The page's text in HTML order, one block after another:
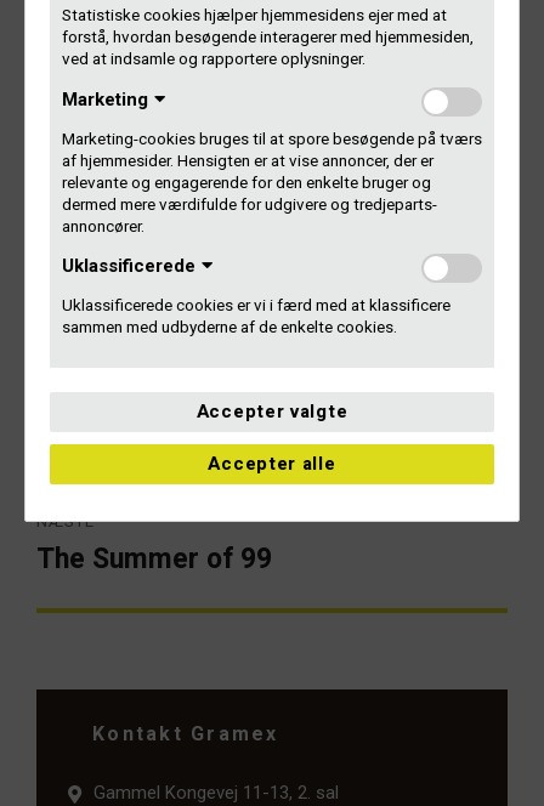
Statistiske cookies hjælper hjemmesidens ejer med at
forstå, hvordan besøgende interagerer med hjemmesiden,
ved at indsamle og rapportere oplysninger.
Marketing
Marketing-cookies bruges til at spore besøgende på tværs
af hjemmesider. Hensigten er at vise annoncer, der er
relevante og engagerende for den enkelte bruger og
dermed mere værdifulde for udgivere og tredjeparts-
annoncører.
Uklassificerede
Uklassificerede cookies er vi i færd med at klassificere
sammen med udbyderne af de enkelte cookies.
Accepter valgte
Accepter alle
Bag arrangementet står Dansk Live, Koda, Ifpi, MXD,
Musikforlæggerne og Gramex.
Tjek eventen på Facebook
Følg Rosengade på Facebook
Indlægsnavigation
artikel:
Generalforsamling 2016
NÆSTE
Næste
The Summer of 99
Kontakt Gramex
Gammel Kongevej 11-13, 2. sal